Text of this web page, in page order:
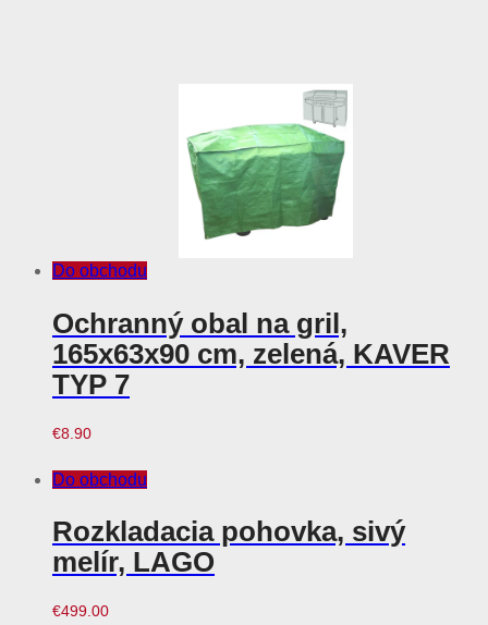
Do obchodu
Ochranný obal na gril,
165x63x90 cm, zelená, KAVER
TYP 7
€8.90
Do obchodu
Rozkladacia pohovka, sivý
melír, LAGO
€499.00